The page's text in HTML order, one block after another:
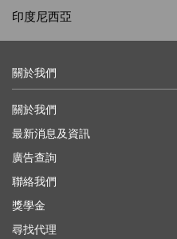
印度尼西亞
關於我們
關於我們
最新消息及資訊
廣告查詢
聯絡我們
獎學金
尋找代理